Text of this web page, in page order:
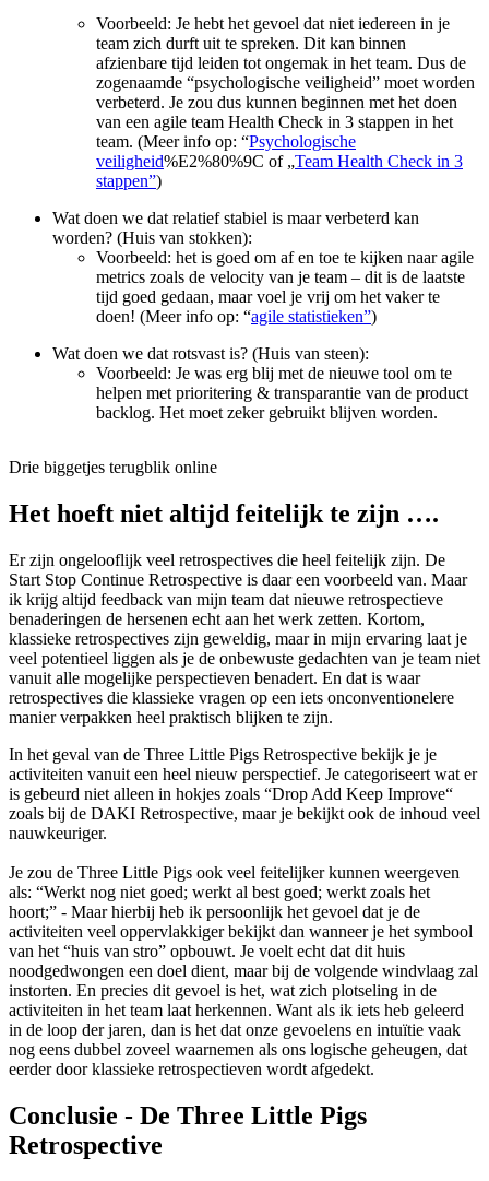
Voorbeeld: Je hebt het gevoel dat niet iedereen in je
team zich durft uit te spreken. Dit kan binnen
afzienbare tijd leiden tot ongemak in het team. Dus de
zogenaamde “psychologische veiligheid” moet worden
verbeterd. Je zou dus kunnen beginnen met het doen
van een agile team Health Check in 3 stappen in het
team. (Meer info op: “Psychologische
veiligheid%E2%80%9C of „Team Health Check in 3
stappen”)
Wat doen we dat relatief stabiel is maar verbeterd kan
worden? (Huis van stokken):
Voorbeeld: het is goed om af en toe te kijken naar agile
metrics zoals de velocity van je team – dit is de laatste
tijd goed gedaan, maar voel je vrij om het vaker te
doen! (Meer info op: “agile statistieken”)
Wat doen we dat rotsvast is? (Huis van steen):
Voorbeeld: Je was erg blij met de nieuwe tool om te
helpen met prioritering & transparantie van de product
backlog. Het moet zeker gebruikt blijven worden.
Drie biggetjes terugblik online
Het hoeft niet altijd feitelijk te zijn ….
Er zijn ongelooflijk veel retrospectives die heel feitelijk zijn. De
Start Stop Continue Retrospective is daar een voorbeeld van. Maar
ik krijg altijd feedback van mijn team dat nieuwe retrospectieve
benaderingen de hersenen echt aan het werk zetten. Kortom,
klassieke retrospectives zijn geweldig, maar in mijn ervaring laat je
veel potentieel liggen als je de onbewuste gedachten van je team niet
vanuit alle mogelijke perspectieven benadert. En dat is waar
retrospectives die klassieke vragen op een iets onconventionelere
manier verpakken heel praktisch blijken te zijn.
In het geval van de Three Little Pigs Retrospective bekijk je je
activiteiten vanuit een heel nieuw perspectief. Je categoriseert wat er
is gebeurd niet alleen in hokjes zoals “Drop Add Keep Improve“
zoals bij de DAKI Retrospective, maar je bekijkt ook de inhoud veel
nauwkeuriger.
Je zou de Three Little Pigs ook veel feitelijker kunnen weergeven
als: “Werkt nog niet goed; werkt al best goed; werkt zoals het
hoort;” - Maar hierbij heb ik persoonlijk het gevoel dat je de
activiteiten veel oppervlakkiger bekijkt dan wanneer je het symbool
van het “huis van stro” opbouwt. Je voelt echt dat dit huis
noodgedwongen een doel dient, maar bij de volgende windvlaag zal
instorten. En precies dit gevoel is het, wat zich plotseling in de
activiteiten in het team laat herkennen. Want als ik iets heb geleerd
in de loop der jaren, dan is het dat onze gevoelens en intuïtie vaak
nog eens dubbel zoveel waarnemen als ons logische geheugen, dat
eerder door klassieke retrospectieven wordt afgedekt.
Conclusie - De Three Little Pigs
Retrospective